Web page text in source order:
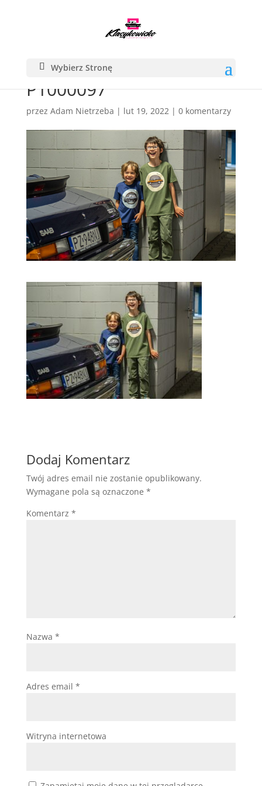
Wybierz Stronę
P1000097
przez Adam Nietrzeba | lut 19, 2022| 0 komentarzy
Dodaj Komentarz
Twój adres email nie zostanie opublikowany.
Wymagane pola są oznaczone *
Komentarz *
Nazwa *
Adres email *
Witryna internetowa